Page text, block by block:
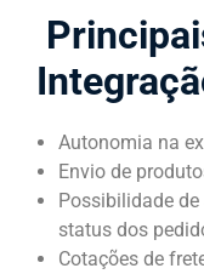
Autonomia na
Envio de
Possibilidade
status dos
Cotações de